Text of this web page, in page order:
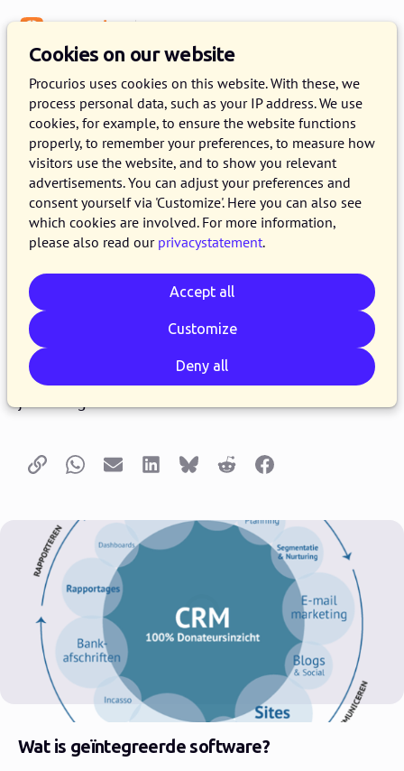
Cookies on our website
Procurios uses cookies on this website. With these, we
process personal data, such as your IP address. We use
cookies, for example, to ensure the website functions
properly, to remember your preferences, to measure how
visitors use the website, and to show you relevant
advertisements. You can adjust your preferences and
consent yourself via 'Customize'. Here you can also see
which cookies are involved. For more information,
please also read our privacystatement.
Accept all
Customize
Deny all
Fundraising
3 redenen waarom
geintegreerde software voor
fondsenwerving onmisbaar is
4 JULY 2016 JOS JELIER 4 MINUTE READ
Er zijn veel meer dan 3 redenen te geven om te
kiezen voorgeïntegreerde softwarevoor goede
doelen. In deze blog beschrijven we de 3
belangrijkste. Je bespaart veel tijd, veel kosten
en het belangrijkste, met geïntegreerde
software kom je echt toe aan het doel waar
Copy linkWhatsappEmail LinkedInBlueskyReddit Facebook
Wat is geïntegreerde software?